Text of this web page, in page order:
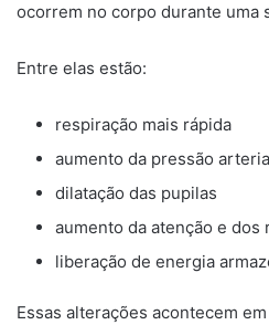
ocorrem no corpo durante uma
Entre elas estão:
respiração mais rápida
aumento da pressão
dilatação das pupilas
aumento da atenção e dos
liberação de energia
Essas alterações acontecem